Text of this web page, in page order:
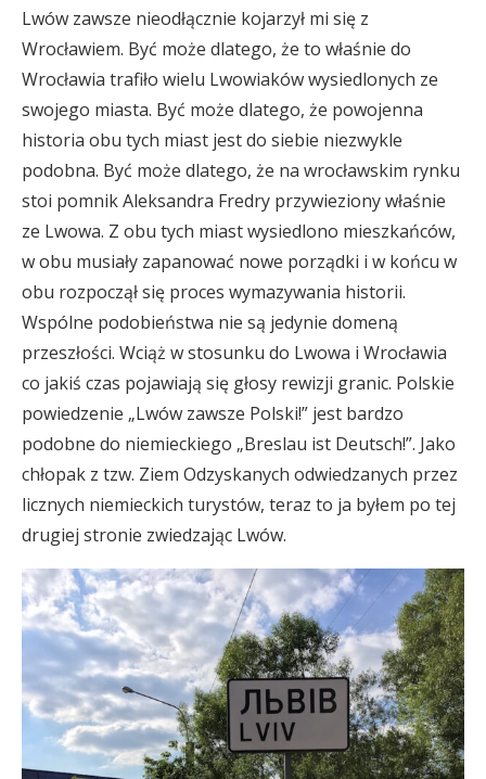
Lwów zawsze nieodłącznie kojarzył mi się z
Wrocławiem. Być może dlatego, że to właśnie do
Wrocławia trafiło wielu Lwowiaków wysiedlonych ze
swojego miasta. Być może dlatego, że powojenna
historia obu tych miast jest do siebie niezwykle
podobna. Być może dlatego, że na wrocławskim rynku
stoi pomnik Aleksandra Fredry przywieziony właśnie
ze Lwowa. Z obu tych miast wysiedlono mieszkańców,
w obu musiały zapanować nowe porządki i w końcu w
obu rozpoczął się proces wymazywania historii.
Wspólne podobieństwa nie są jedynie domeną
przeszłości. Wciąż w stosunku do Lwowa i Wrocławia
co jakiś czas pojawiają się głosy rewizji granic. Polskie
powiedzenie „Lwów zawsze Polski!” jest bardzo
podobne do niemieckiego „Breslau ist Deutsch!”. Jako
chłopak z tzw. Ziem Odzyskanych odwiedzanych przez
licznych niemieckich turystów, teraz to ja byłem po tej
drugiej stronie zwiedzając Lwów.